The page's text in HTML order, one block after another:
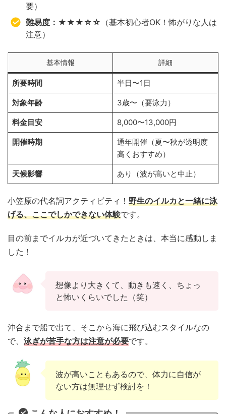
要）
難易度：★★ ★ ☆☆ （基本初心者OK！怖がりな人は
注意）
基本情報 詳細
所要時間 半日〜1日
対象年齢 3歳〜（要泳力）
料金目安 8,000〜13,000円
開催時期
通年開催（夏〜秋が透明度
高くおすすめ）
天候影響 あり（波が高いと中止）
小笠原の代名詞アクティビティ！ 野生のイルカと一緒に泳
げる、ここでしかできない体験です。
目の前までイルカが近づいてきたときは、本当に感動しま
した！
想像より大きくて、動きも速く、ちょっ
と怖いくらいでした（笑）
沖合まで船で出て、そこから海に飛び込むスタイルなの
で、 泳ぎが苦手な方は注意が必要です。
波が高いこともあるので、体力に自信が
ない方は無理せず検討を！